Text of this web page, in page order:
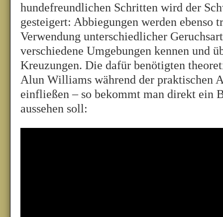
hundefreundlichen Schritten wird der
gesteigert: Abbiegungen werden ebenso
Verwendung unterschiedlicher
verschiedene Umgebungen kennen und
Kreuzungen. Die dafür benötigten
Alun Williams während der praktischen
einfließen – so bekommt man direkt ein
aussehen soll: